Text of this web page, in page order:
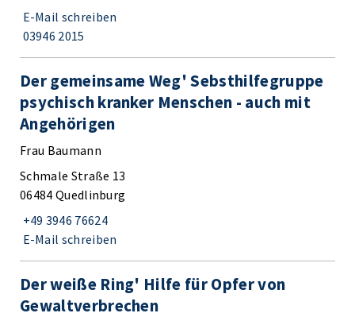
E-Mail schreiben
03946 2015
Der gemeinsame Weg' Sebsthilfegruppe
psychisch kranker Menschen - auch mit
Angehörigen
Frau Baumann
Schmale Straße 13
06484 Quedlinburg
+49 3946 76624
E-Mail schreiben
Der weiße Ring' Hilfe für Opfer von
Gewaltverbrechen